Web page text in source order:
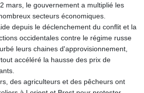
mars, le gouvernement a multiplié les
secteurs économiques.
depuis le déclenchement du conflit et la
occidentales contre le régime russe
leurs chaines d'approvisionnement,
accéléré la hausse des prix de
des agriculteurs et des pêcheurs ont